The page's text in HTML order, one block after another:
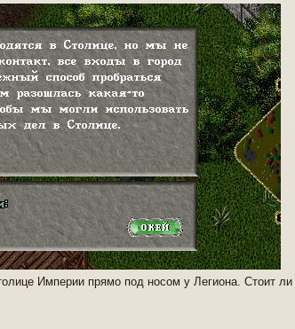
Империи прямо под носом у Легиона. Стоит ли